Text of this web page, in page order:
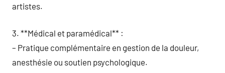
artistes.
3. **Médical et paramédical** :
– Pratique complémentaire en gestion de la douleur,
anesthésie ou soutien psychologique.